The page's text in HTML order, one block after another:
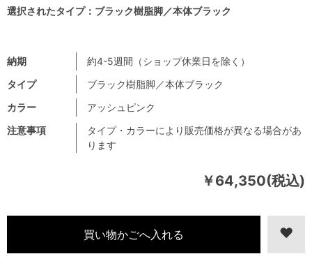
￥64,350(税込)
注意事項
タイプ・カラーにより販売価格が異なる場合があ
ります
納期
約4-5週間（ショップ休業日を除く）
タイプ
ブラック樹脂脚／本体ブラック
カラー
アッシュピンク
選択されたタイプ：ブラック樹脂脚／本体ブラック